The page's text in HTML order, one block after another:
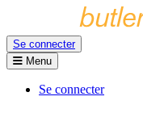
Se connecter
Menu
Se connecter